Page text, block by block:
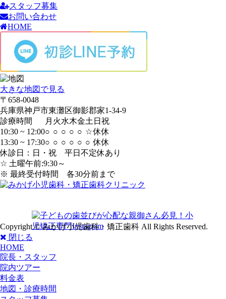
スタッフ募集
お問い合わせ
HOME
大きな地図で見る
〒658-0048
兵庫県神戸市東灘区御影郡家1-34-9
診療時間
月 火水木金土 日 祝
10:30 ~ 12:00○ ○ ○ ○ ○ ☆休休
13:30 ~ 17:30○ ○ ○ ○ ○ ○ 休休
休診日：日・祝 平日不定休あり
☆ 土曜午前:9:30～
※ 最終受付時間 各30分前まで
Copyright © みかげ小児歯科・矯正歯科 All Rights Reserved.
閉じる
HOME
院長・スタッフ
院内ツアー
料金表
地図・診療時間